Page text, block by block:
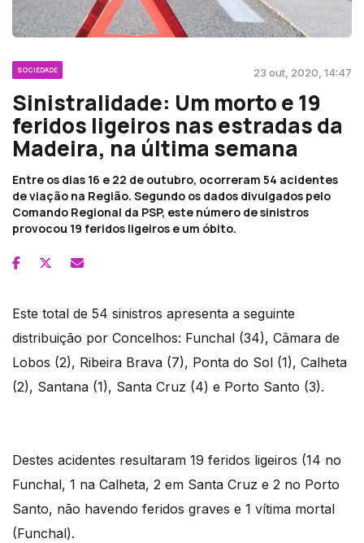
SOCIEDADE 23 out, 2020, 14:47
Sinistralidade: Um morto e 19
feridos ligeiros nas estradas da
Madeira, na última semana
Entre os dias 16 e 22 de outubro, ocorreram 54 acidentes
de viação na Região. Segundo os dados divulgados pelo
Comando Regional da PSP, este número de sinistros
provocou 19 feridos ligeiros e um óbito.
Este total de 54 sinistros apresenta a seguinte
distribuição por Concelhos: Funchal (34), Câmara de
Lobos (2), Ribeira Brava (7), Ponta do Sol (1), Calheta
(2), Santana (1), Santa Cruz (4) e Porto Santo (3).
Destes acidentes resultaram 19 feridos ligeiros (14 no
Funchal, 1 na Calheta, 2 em Santa Cruz e 2 no Porto
Santo, não havendo feridos graves e 1 vítima mortal
(Funchal).